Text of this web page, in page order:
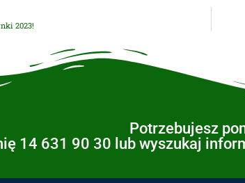
2023!
Potrzebujesz
14 631 90 30 lub wyszukaj